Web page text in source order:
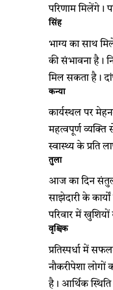
परिणाम मिलेंगे।
सिंह
भाग्य का साथ
की संभावना है।
मिल सकता है।
कन्या
कार्यस्थल पर
महत्वपूर्ण
स्वास्थ्य के प्रति
तुला
आज का दिन
साझेदारी के
परिवार में खुशियों
वृश्चिक
प्रतिस्पर्धा में
नौकरीपेशा लोगों
है। आर्थिक